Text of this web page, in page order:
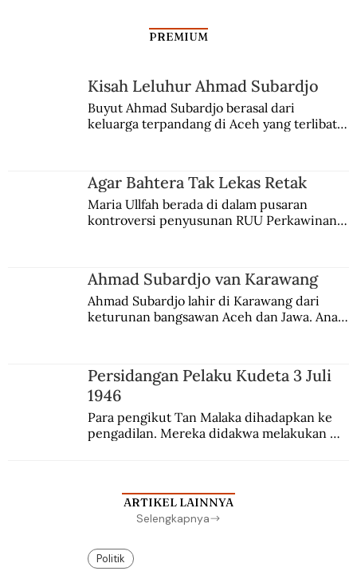
Petualangan George McTurnan Kahin di
PREMIUM
Kisah Leluhur Ahmad Subardjo
Buyut Ahmad Subardjo berasal dari
keluarga terpandang di Aceh yang terlibat
Agar Bahtera Tak Lekas Retak
Maria Ullfah berada di dalam pusaran
kontroversi penyusunan RUU Perkawinan.
Ahmad Subardjo van Karawang
Ahmad Subardjo lahir di Karawang dari
keturunan bangsawan Aceh dan Jawa. Anak
Persidangan Pelaku Kudeta 3 Juli
1946
Para pengikut Tan Malaka dihadapkan ke
pengadilan. Mereka didakwa melakukan
ARTIKEL LAINNYA
Selengkapnya
Politik